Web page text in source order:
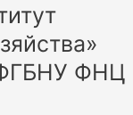
ФНЦ